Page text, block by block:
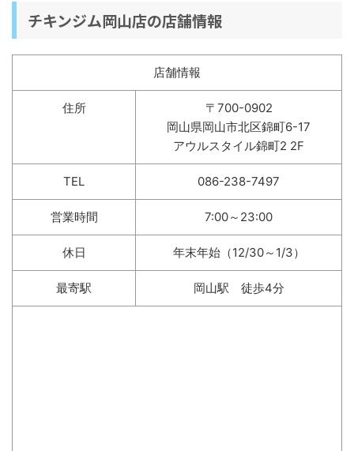
チキンジム岡山店の店舗情報
店舗情報
住所
〒700-0902
岡山県岡山市北区錦町6-17
アウルスタイル錦町2 2F
TEL 086-238-7497
営業時間 7:00～23:00
休日 年末年始（12/30～1/3）
最寄駅 岡山駅 徒歩4分